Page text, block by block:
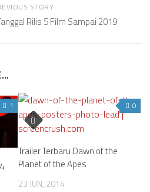
STORY
Rilis 5 Film Sampai 2019
1 0
Trailer Terbaru Dawn of the
Planet of the Apes
23 JUN, 2014